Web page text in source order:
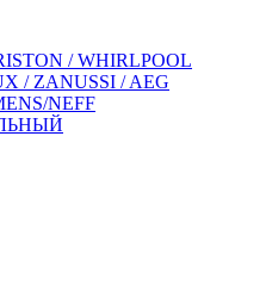
/ WHIRLPOOL
/ ZANUSSI / AEG
NEFF